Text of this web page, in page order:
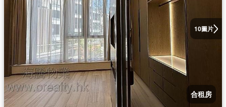
10圖片
合租房